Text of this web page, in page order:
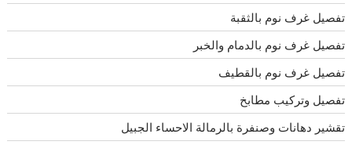
تفصيل غرف نوم بالثقبة
تفصيل غرف نوم بالدمام والخبر
تفصيل غرف نوم بالقطيف
تفصيل وتركيب مطابخ
تقشير دهانات وصنفرة بالرمالة الاحساء الجبيل